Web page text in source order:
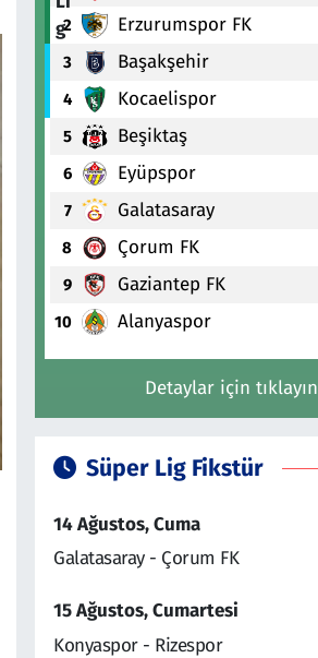
2 Erzurumspor FK
3 Başakşehir
4 Kocaelispor
5 Beşiktaş
6 Eyüpspor
7 Galatasaray
8 Çorum FK
9 Gaziantep FK
10 Alanyaspor
Detaylar için tıklayın
Süper Lig Fikstür
14 Ağustos, Cuma
Galatasaray - Çorum FK
15 Ağustos, Cumartesi
Konyaspor - Rizespor